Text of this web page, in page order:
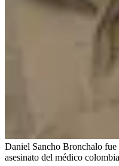
Daniel Sancho Bronchalo fue
asesinato del médico